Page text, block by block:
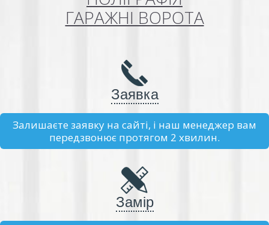
ГАРАЖНІ ВОРОТА
Заявка
Залишаєте заявку на сайті, і наш менеджер вам
передзвонює протягом 2 хвилин.
Замір